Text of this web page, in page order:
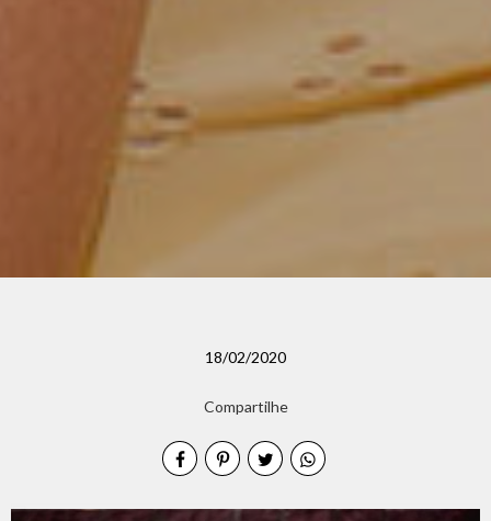
18/02/2020
Compartilhe